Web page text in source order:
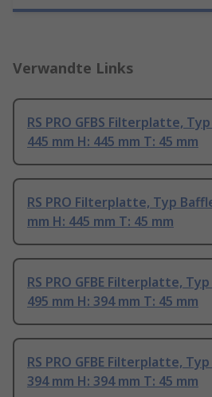
Verwandte Links
RS PRO GFBS Filterplatte,
445 mm H: 445 mm T: 45 mm
RS PRO Filterplatte, Typ
mm H: 445 mm T: 45 mm
RS PRO GFBE Filterplatte,
495 mm H: 394 mm T: 45 mm
RS PRO GFBE Filterplatte,
394 mm H: 394 mm T: 45 mm